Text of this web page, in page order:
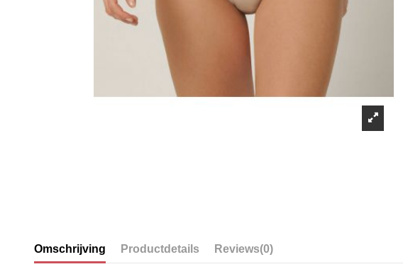
Omschrijving Productdetails Reviews(0)